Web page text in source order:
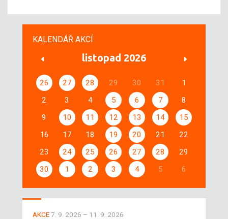
KALENDÁŘ AKCÍ
listopad 2026
26 27 28 29 30 31
1
2
3 4 5 6 7
8
9
10 11 12 13 14
15
16
17 18 19 20 21
22
23
24 25 26 27 28
29
30
1 2 3 4 5 6
AKCE7. 9. 2026 – 11. 9. 2026